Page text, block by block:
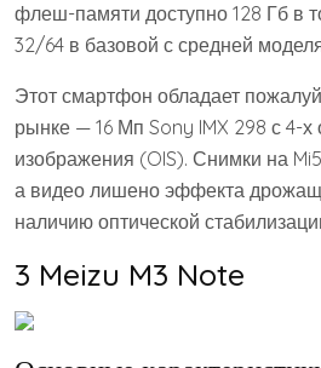
флеш-памяти доступно 128 Гб в
32/64 в базовой с средней
Этот смартфон обладает
рынке — 16 Мп Sony IMX 298 с 4-х
изображения (OIS). Снимки на
а видео лишено эффекта
наличию оптической
3 Meizu M3 Note